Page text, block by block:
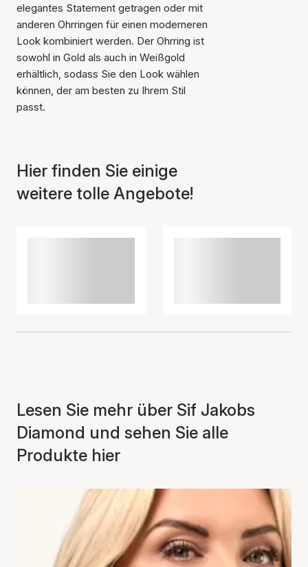
elegantes Statement getragen oder mit
anderen Ohrringen für einen moderneren
Look kombiniert werden. Der Ohrring ist
sowohl in Gold als auch in Weißgold
erhältlich, sodass Sie den Look wählen
können, der am besten zu Ihrem Stil
passt.
Hier finden Sie einige
weitere tolle Angebote!
Lesen Sie mehr über Sif Jakobs
Diamond und sehen Sie alle
Produkte hier